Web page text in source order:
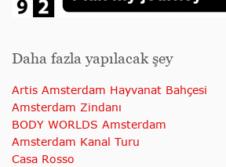
Daha fazla yapılacak şey
Artis Amsterdam Hayvanat Bahçesi
Amsterdam Zindanı
BODY WORLDS Amsterdam
Amsterdam Kanal Turu
Casa Rosso